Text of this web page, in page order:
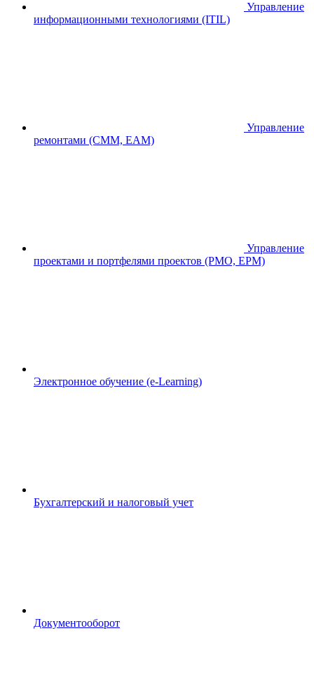
Управление
информационными технологиями (ITIL)
Управление
ремонтами (CMM, EAM)
Управление
проектами и портфелями проектов (PMO, EPM)
Электронное обучение (e-Learning)
Бухгалтерский и налоговый учет
Документооборот